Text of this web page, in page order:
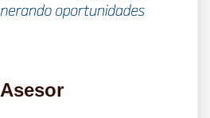
Asesor